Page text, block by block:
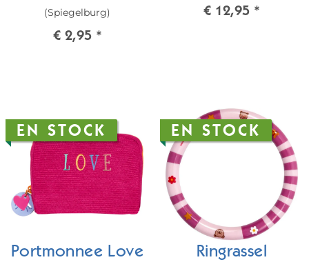
(Spiegelburg)
€ 2,95 *
€ 12,95 *
EN STOCK
Portmonnee Love
EN STOCK
Ringrassel